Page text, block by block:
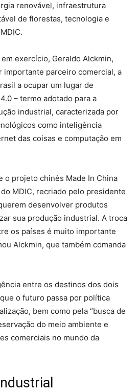
renovável, infraestrutura
de florestas, tecnologia e
exercício, Geraldo Alckmin,
importante parceiro comercial, a
a ocupar um lugar de
– termo adotado para a
industrial, caracterizada por
como inteligência
das coisas e computação em
o projeto chinês Made In China
MDIC, recriado pelo presidente
desenvolver produtos
sua produção industrial. A troca
os países é muito importante
Alckmin, que também comanda
entre os destinos dos dois
o futuro passa por política
bem como pela “busca de
do meio ambiente e
comerciais no mundo da